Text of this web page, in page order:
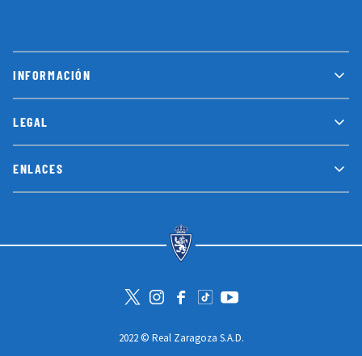
INFORMACIÓN
LEGAL
ENLACES
2022 © Real Zaragoza S.A.D.